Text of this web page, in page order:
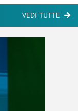
VEDI TUTTE